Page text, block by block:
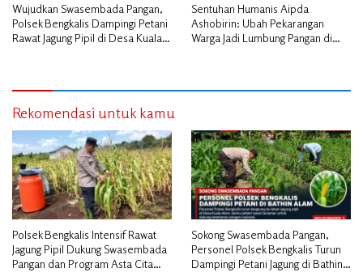
Wujudkan Swasembada Pangan,
Polsek Bengkalis Dampingi Petani
Rawat Jagung Pipil di Desa Kuala
Sentuhan Humanis Aipda
Ashobirin: Ubah Pekarangan
Warga Jadi Lumbung Pangan di
Rekomendasi untuk kamu
Polsek Bengkalis Intensif Rawat
Jagung Pipil Dukung Swasembada
Pangan dan Program Asta Cita
Sokong Swasembada Pangan,
Personel Polsek Bengkalis Turun
Dampingi Petani Jagung di Bathin